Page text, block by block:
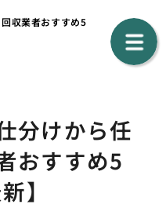
収業者おすすめ5
分けから任
おすすめ5
】